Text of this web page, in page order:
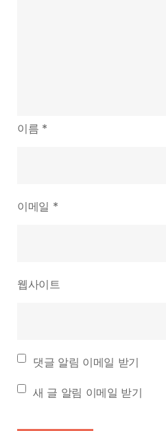
이름 *
이메일 *
웹사이트
댓글 알림 이메일 받기
새 글 알림 이메일 받기